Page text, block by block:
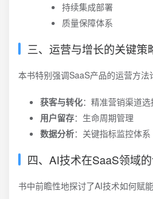
持续集成部署
质量保障体系
三、运营与增长的关键策
本书特别强调SaaS产品的运营方法
获客与转化：精准营销渠道选
用户留存：生命周期管理
数据分析：关键指标监控体系
四、AI技术在SaaS领域
书中前瞻性地探讨了AI技术如何赋能